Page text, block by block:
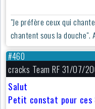
"Je préfère ceux qui
chantent sous la douche".
#460
cracks Team RF 31/07/
Salut
Petit constat pour ces